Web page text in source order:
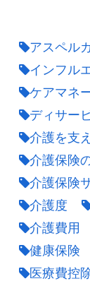
アスペル
インフル
ケアマネ
ディサー
介護を支
介護保険
介護保険
介護度
介護費用
健康保険
医療費控